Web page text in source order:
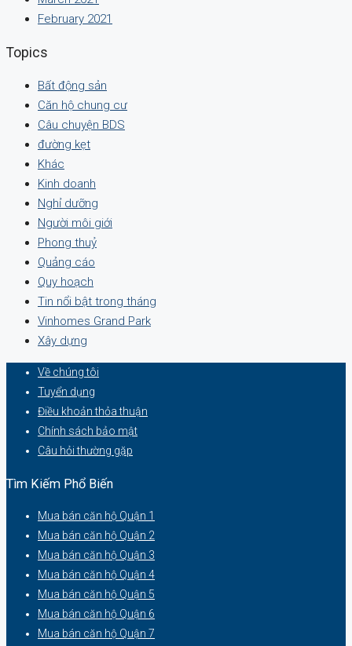
February 2021
Topics
Bất động sản
Căn hộ chung cư
Câu chuyện BDS
đường kẹt
Khác
Kinh doanh
Nghỉ dưỡng
Người môi giới
Phong thuỷ
Quảng cáo
Quy hoạch
Tin nổi bật trong tháng
Vinhomes Grand Park
Xây dựng
Về chúng tôi
Tuyển dụng
Điều khoản thỏa thuận
Chính sách bảo mật
Câu hỏi thường gặp
Tìm Kiếm Phổ Biến
Mua bán căn hộ Quận 1
Mua bán căn hộ Quận 2
Mua bán căn hộ Quận 3
Mua bán căn hộ Quận 4
Mua bán căn hộ Quận 5
Mua bán căn hộ Quận 6
Mua bán căn hộ Quận 7